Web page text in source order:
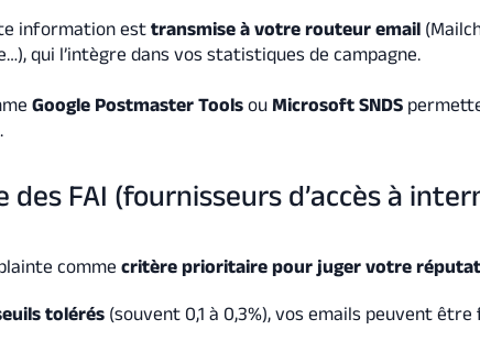
information esttransmise à votre routeur email
qui l’intègre dans vos statistiques de campagne.
Google Postmaster Tools ou Microsoft SNDS
des FAI (fournisseurs d’accès à
commecritère prioritaire pour juger votre
tolérés (souvent 0,1 à 0,3%), vos emails peuvent